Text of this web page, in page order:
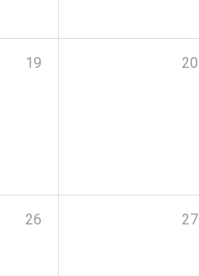
19 20
26 27